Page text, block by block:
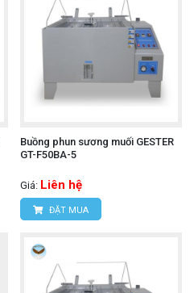
Buồng phun sương muối GESTER
GT-F50BA-5
Giá: Liên hệ
ĐẶT MUA